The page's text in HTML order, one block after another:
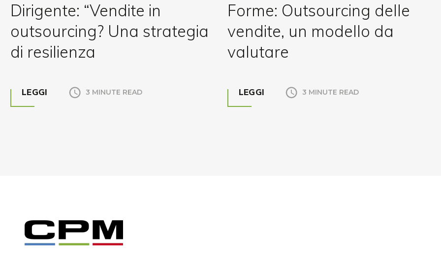
Dirigente: “Vendite in
outsourcing? Una strategia
di resilienza
LEGGI 3 MINUTE READ
Forme: Outsourcing delle
vendite, un modello da
valutare
LEGGI 3 MINUTE READ